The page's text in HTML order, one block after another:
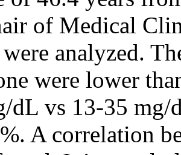
of Medical
analyzed.
were lower
dL vs 13-35
A correlation